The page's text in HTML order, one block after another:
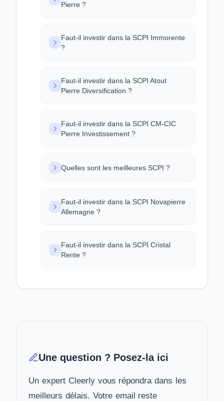
Pierre ?
Faut-il investir dans la SCPI Immorente
?
Faut-il investir dans la SCPI Atout
Pierre Diversification ?
Faut-il investir dans la SCPI CM-CIC
Pierre Investissement ?
Quelles sont les meilleures SCPI ?
Faut-il investir dans la SCPI Novapierre
Allemagne ?
Faut-il investir dans la SCPI Cristal
Rente ?
Une question ? Posez-la ici
Un expert Cleerly vous répondra dans les
meilleurs délais. Votre email reste